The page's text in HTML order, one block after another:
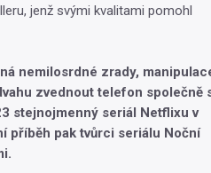
jenž svými kvalitami pomohl
nemilosrdné zrady,
zvednout telefon společně
stejnojmenný seriál Netflixu v
příběh pak tvůrci seriálu Noční